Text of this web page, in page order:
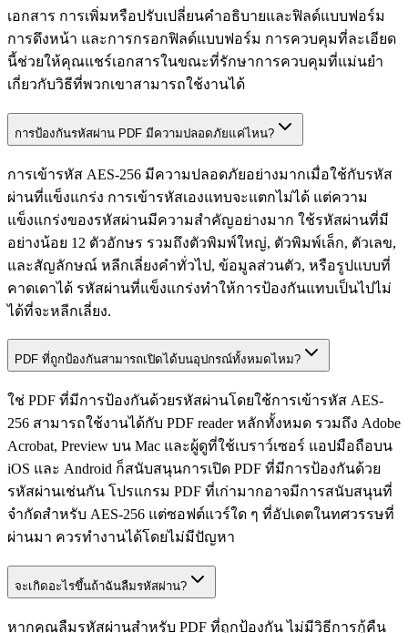
เอกสาร การเพิ่มหรือปรับเปลี่ยนคำอธิบายและฟิลด์แบบฟอร์ม
การดึงหน้า และการกรอกฟิลด์แบบฟอร์ม การควบคุมที่ละเอียด
นี้ช่วยให้คุณแชร์เอกสารในขณะที่รักษาการควบคุมที่แม่นยำ
เกี่ยวกับวิธีที่พวกเขาสามารถใช้งานได้
การป้องกันรหัสผ่าน PDF มีความปลอดภัยแค่ไหน?
การเข้ารหัส AES-256 มีความปลอดภัยอย่างมากเมื่อใช้กับรหัส
ผ่านที่แข็งแกร่ง การเข้ารหัสเองแทบจะแตกไม่ได้ แต่ความ
แข็งแกร่งของรหัสผ่านมีความสำคัญอย่างมาก ใช้รหัสผ่านที่มี
อย่างน้อย 12 ตัวอักษร รวมถึงตัวพิมพ์ใหญ่, ตัวพิมพ์เล็ก, ตัวเลข,
และสัญลักษณ์ หลีกเลี่ยงคำทั่วไป, ข้อมูลส่วนตัว, หรือรูปแบบที่
คาดเดาได้ รหัสผ่านที่แข็งแกร่งทำให้การป้องกันแทบเป็นไปไม่
ได้ที่จะหลีกเลี่ยง.
PDF ที่ถูกป้องกันสามารถเปิดได้บนอุปกรณ์ทั้งหมดไหม?
ใช่ PDF ที่มีการป้องกันด้วยรหัสผ่านโดยใช้การเข้ารหัส AES-
256 สามารถใช้งานได้กับ PDF reader หลักทั้งหมด รวมถึง Adobe
Acrobat, Preview บน Mac และผู้ดูที่ใช้เบราว์เซอร์ แอปมือถือบน
iOS และ Android ก็สนับสนุนการเปิด PDF ที่มีการป้องกันด้วย
รหัสผ่านเช่นกัน โปรแกรม PDF ที่เก่ามากอาจมีการสนับสนุนที่
จำกัดสำหรับ AES-256 แต่ซอฟต์แวร์ใด ๆ ที่อัปเดตในทศวรรษที่
ผ่านมา ควรทำงานได้โดยไม่มีปัญหา
จะเกิดอะไรขึ้นถ้าฉันลืมรหัสผ่าน?
หากคุณลืมรหัสผ่านสำหรับ PDF ที่ถูกป้องกัน ไม่มีวิธีการกู้คืน